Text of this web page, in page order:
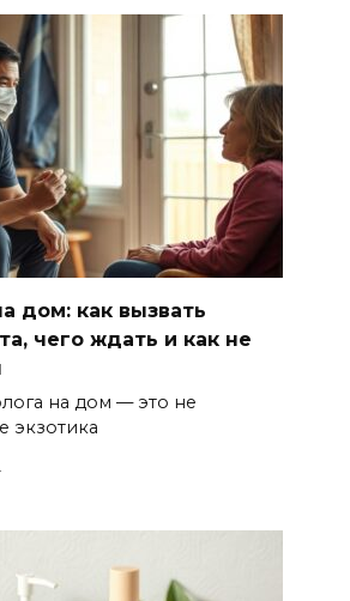
дом: как вызвать
чего ждать и как не
на дом — это не
экзотика